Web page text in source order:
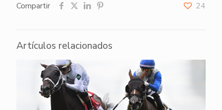
Compartir 24
Artículos relacionados